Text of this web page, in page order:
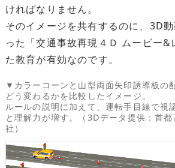
ければなりません。
そのイメージを共有するのに、3D
った「交通事故再現４Ｄ ムービー&
た教育が有効なのです。
▼カラーコーンと山型両面矢印誘導板の
どう変わるかを比較したイメージ。
ルールの説明に加えて、運転手目線で視
と理解力が増す。（3Dデータ提供：首
社）